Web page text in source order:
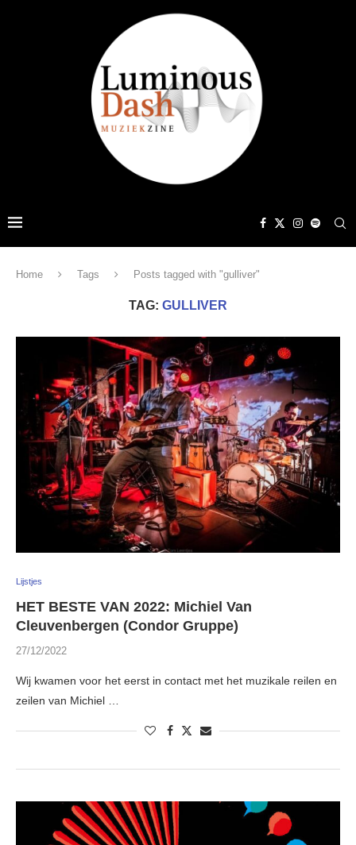
Home Tags Posts tagged with "gulliver"
TAG: GULLIVER
Lijstjes
HET BESTE VAN 2022: Michiel Van
Cleuvenbergen (Condor Gruppe)
27/12/2022
Wij kwamen voor het eerst in contact met het muzikale reilen en
zeilen van Michiel …